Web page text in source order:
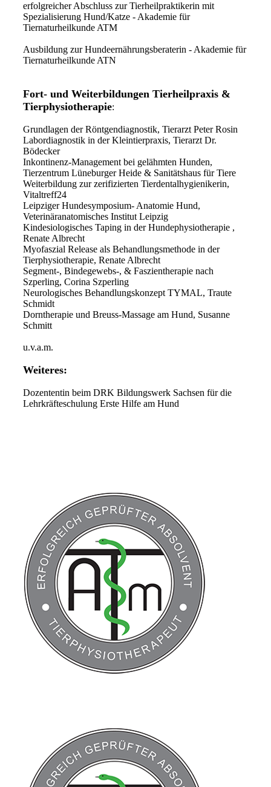
erfolgreicher Abschluss zur Tierheilpraktikerin mit
Spezialisierung Hund/Katze - Akademie für
Tiernaturheilkunde ATM
Ausbildung zur Hundeernährungsberaterin - Akademie für
Tiernaturheilkunde ATN
Fort- und Weiterbildungen Tierheilpraxis &
Tierphysiotherapie:
Grundlagen der Röntgendiagnostik, Tierarzt Peter Rosin
Labordiagnostik in der Kleintierpraxis, Tierarzt Dr.
Bödecker
Inkontinenz-Management bei gelähmten Hunden,
Tierzentrum Lüneburger Heide & Sanitätshaus für Tiere
Weiterbildung zur zerifizierten Tierdentalhygienikerin,
Vitaltreff24
Leipziger Hundesymposium- Anatomie Hund,
Veterinäranatomisches Institut Leipzig
Kindesiologisches Taping in der Hundephysiotherapie ,
Renate Albrecht
Myofaszial Release als Behandlungsmethode in der
Tierphysiotherapie, Renate Albrecht
Segment-, Bindegewebs-, & Faszientherapie nach
Szperling, Corina Szperling
Neurologisches Behandlungskonzept TYMAL, Traute
Schmidt
Dorntherapie und Breuss-Massage am Hund, Susanne
Schmitt
u.v.a.m.
Weiteres:
Dozententin beim DRK Bildungswerk Sachsen für die
Lehrkräfteschulung Erste Hilfe am Hund